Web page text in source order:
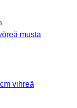
musta
vihreä